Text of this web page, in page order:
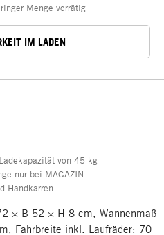
Menge vorrätig
IM LADEN
von 45 kg
nur bei MAGAZIN
Handkarren
× B 52 × H 8 cm, Wannenmaß
Fahrbreite inkl. Laufräder: 70